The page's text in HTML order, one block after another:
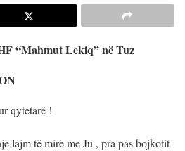
“Mahmut Lekiq” në Tuz
qytetarë !
lajm të mirë me Ju , pra pas bojkotit